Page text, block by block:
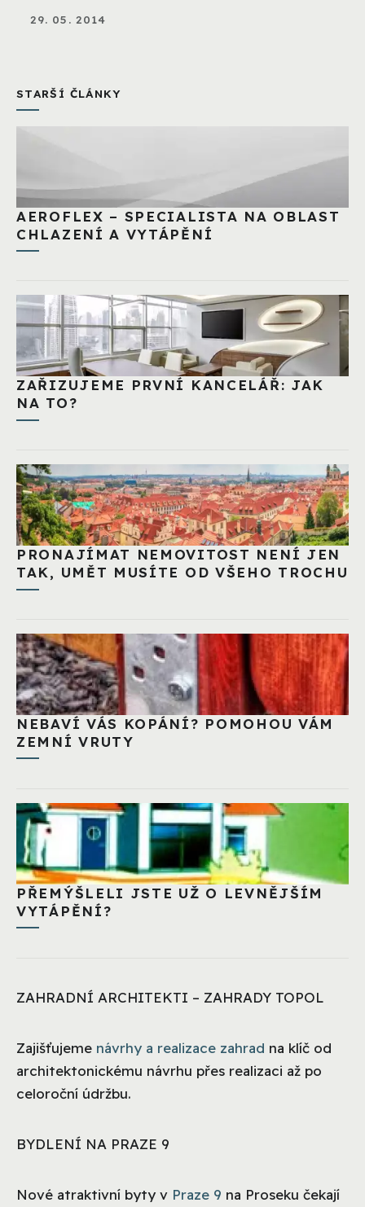
29. 05. 2014
STARŠÍ ČLÁNKY
AEROFLEX – SPECIALISTA NA OBLAST
CHLAZENÍ A VYTÁPĚNÍ
ZAŘIZUJEME PRVNÍ KANCELÁŘ: JAK
NA TO?
PRONAJÍMAT NEMOVITOST NENÍ JEN
TAK, UMĚT MUSÍTE OD VŠEHO TROCHU
NEBAVÍ VÁS KOPÁNÍ? POMOHOU VÁM
ZEMNÍ VRUTY
PŘEMÝŠLELI JSTE UŽ O LEVNĚJŠÍM
VYTÁPĚNÍ?
ZAHRADNÍ ARCHITEKTI – ZAHRADY TOPOL
Zajišťujeme návrhy a realizace zahrad na klíč od
architektonickému návrhu přes realizaci až po
celoroční údržbu.
BYDLENÍ NA PRAZE 9
Nové atraktivní byty v Praze 9 na Proseku čekají